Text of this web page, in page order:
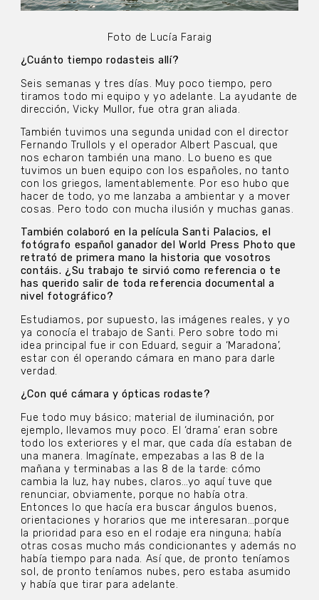
Foto de Lucía Faraig
¿Cuánto tiempo rodasteis allí?
Seis semanas y tres días. Muy poco tiempo, pero
tiramos todo mi equipo y yo adelante. La ayudante de
dirección, Vicky Mullor, fue otra gran aliada.
También tuvimos una segunda unidad con el director
Fernando Trullols y el operador Albert Pascual, que
nos echaron también una mano. Lo bueno es que
tuvimos un buen equipo con los españoles, no tanto
con los griegos, lamentablemente. Por eso hubo que
hacer de todo, yo me lanzaba a ambientar y a mover
cosas. Pero todo con mucha ilusión y muchas ganas.
También colaboró en la película Santi Palacios, el
fotógrafo español ganador del World Press Photo que
retrató de primera mano la historia que vosotros
contáis. ¿Su trabajo te sirvió como referencia o te
has querido salir de toda referencia documental a
nivel fotográfico?
Estudiamos, por supuesto, las imágenes reales, y yo
ya conocía el trabajo de Santi. Pero sobre todo mi
idea principal fue ir con Eduard, seguir a ‘Maradona’,
estar con él operando cámara en mano para darle
verdad.
¿Con qué cámara y ópticas rodaste?
Fue todo muy básico; material de iluminación, por
ejemplo, llevamos muy poco. El ‘drama’ eran sobre
todo los exteriores y el mar, que cada día estaban de
una manera. Imagínate, empezabas a las 8 de la
mañana y terminabas a las 8 de la tarde: cómo
cambia la luz, hay nubes, claros…yo aquí tuve que
renunciar, obviamente, porque no había otra.
Entonces lo que hacía era buscar ángulos buenos,
orientaciones y horarios que me interesaran…porque
la prioridad para eso en el rodaje era ninguna; había
otras cosas mucho más condicionantes y además no
había tiempo para nada. Así que, de pronto teníamos
sol, de pronto teníamos nubes, pero estaba asumido
y había que tirar para adelante.